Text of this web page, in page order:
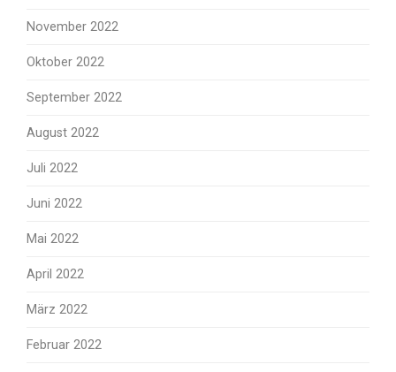
November 2022
Oktober 2022
September 2022
August 2022
Juli 2022
Juni 2022
Mai 2022
April 2022
März 2022
Februar 2022